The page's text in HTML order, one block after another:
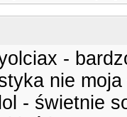
-
nie
- świetnie